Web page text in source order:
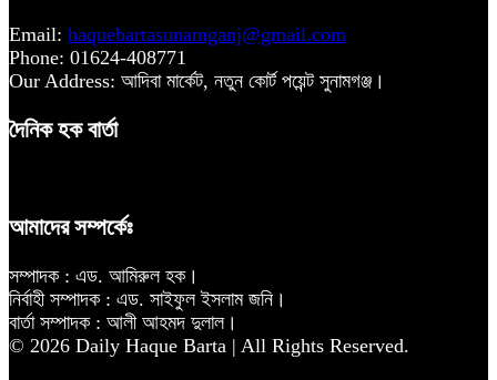
Email: haquebartasunamganj@gmail.com
Phone: 01624-408771
Our Address: আদিবা মার্কেট, নতুন কোর্ট পয়েন্ট সুনামগঞ্জ।
দৈনিক হক বার্তা
আমাদের সম্পর্কেঃ
সম্পাদক : এড. আমিরুল হক।
নির্বাহী সম্পাদক : এড. সাইফুল ইসলাম জনি।
বার্তা সম্পাদক : আলী আহমদ দুলাল।
© 2026 Daily Haque Barta | All Rights Reserved.